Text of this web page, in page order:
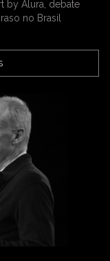
by Alura, debate
no Brasil